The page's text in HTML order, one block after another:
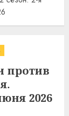
против
2026